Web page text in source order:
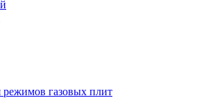
газовых плит